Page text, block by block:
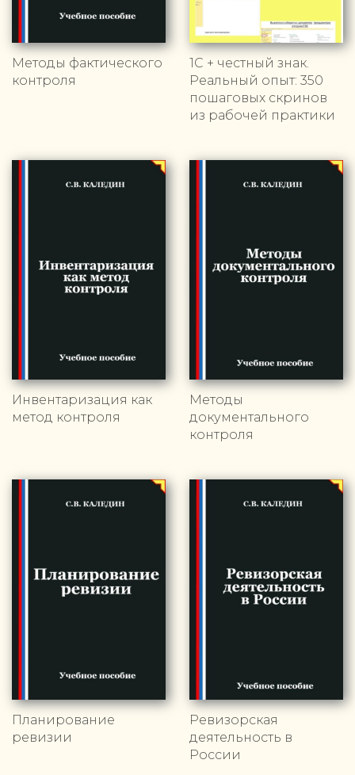
Методы фактического
контроля
1С + честный знак.
Реальный опыт: 350
пошаговых скринов
из рабочей практики
Инвентаризация как
метод контроля
Методы
документального
контроля
Планирование
ревизии
Ревизорская
деятельность в
России